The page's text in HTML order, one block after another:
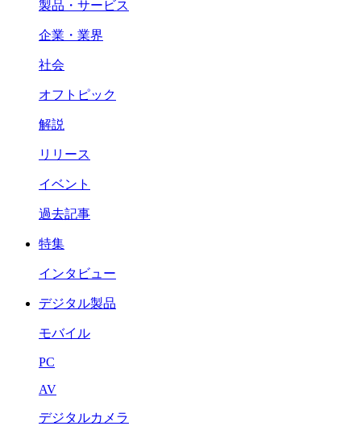
製品・サービス
企業・業界
社会
オフトピック
解説
リリース
イベント
過去記事
特集
インタビュー
デジタル製品
モバイル
PC
AV
デジタルカメラ